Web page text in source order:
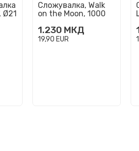
Ø21
Сложувалка, Walk
on the Moon, 1000
Cut)
1.230 МКД
19,90 EUR